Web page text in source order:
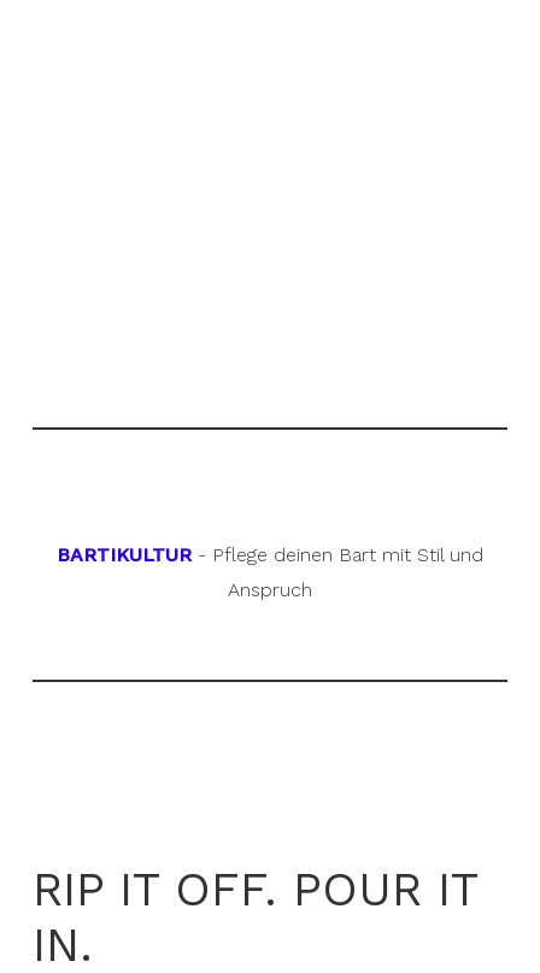
BARTIKULTUR- Pflege deinen Bart mit Stil und
Anspruch
RIP IT OFF. POUR IT
IN.